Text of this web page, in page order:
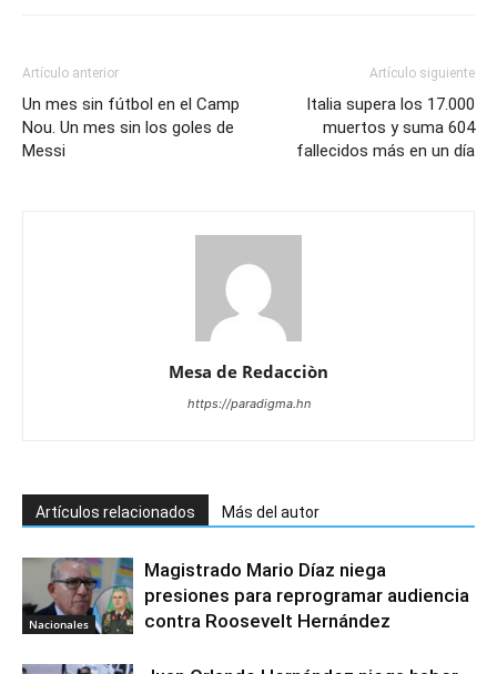
Artículo anterior
Un mes sin fútbol en el Camp
Nou. Un mes sin los goles de
Messi
Artículo siguiente
Italia supera los 17.000
muertos y suma 604
fallecidos más en un día
Mesa de Redacciòn
https://paradigma.hn
Artículos relacionados Más del autor
Nacionales
Magistrado Mario Díaz niega
presiones para reprogramar audiencia
contra Roosevelt Hernández